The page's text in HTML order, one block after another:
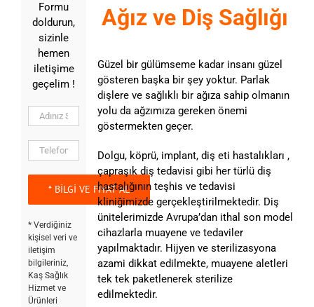
Formu
doldurun,
sizinle
hemen
iletişime
geçelim !
* Verdiğiniz
kişisel veri ve
iletişim
bilgileriniz,
Kaş Sağlık
Hizmet ve
Ürünleri
Ağız ve Diş Sağlığı
Güzel bir gülümseme kadar insanı güzel
gösteren başka bir şey yoktur. Parlak
dişlere ve sağlıklı bir ağıza sahip olmanın
yolu da ağzımıza gereken önemi
göstermekten geçer.
Dolgu, köprü, implant, diş eti hastalıkları ,
çapraşık diş tedavisi gibi her türlü diş
hastalığının teşhis ve tedavisi
kliniğimizde gerçekleştirilmektedir. Diş
ünitelerimizde Avrupa’dan ithal son model
cihazlarla muayene ve tedaviler
yapılmaktadır. Hijyen ve sterilizasyona
azami dikkat edilmekte, muayene aletleri
tek tek paketlenerek sterilize
edilmektedir.